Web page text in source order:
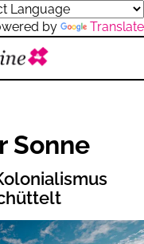
by Translate
Sonne